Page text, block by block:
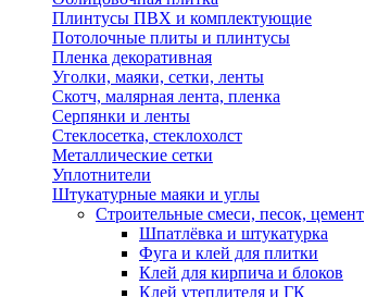
Плинтусы ПВХ и комплектующие
Потолочные плиты и плинтусы
Пленка декоративная
Уголки, маяки, сетки, ленты
Скотч, малярная лента, пленка
Серпянки и ленты
Стеклосетка, стеклохолст
Металлические сетки
Уплотнители
Штукатурные маяки и углы
Строительные смеси, песок, цемент
Шпатлёвка и штукатурка
Фуга и клей для плитки
Клей для кирпича и блоков
Клей утеплителя и ГК